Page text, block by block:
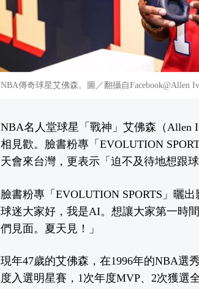
NBA傳奇球星艾佛森。圖／翻攝自Facebook@Allen
NBA名人堂球星「戰神」艾佛森（Allen
相見歡。臉書粉專「EVOLUTION
天會來台灣，更表示「迫不及待地想跟球
臉書粉專「EVOLUTION SPORTS」曬
球迷大家好，我是AI。想讓大家第一時
們見面。夏天見！」
現年47歲的艾佛森，在1996年的NBA選
度入選明星賽，1次年度MVP、2次獲選